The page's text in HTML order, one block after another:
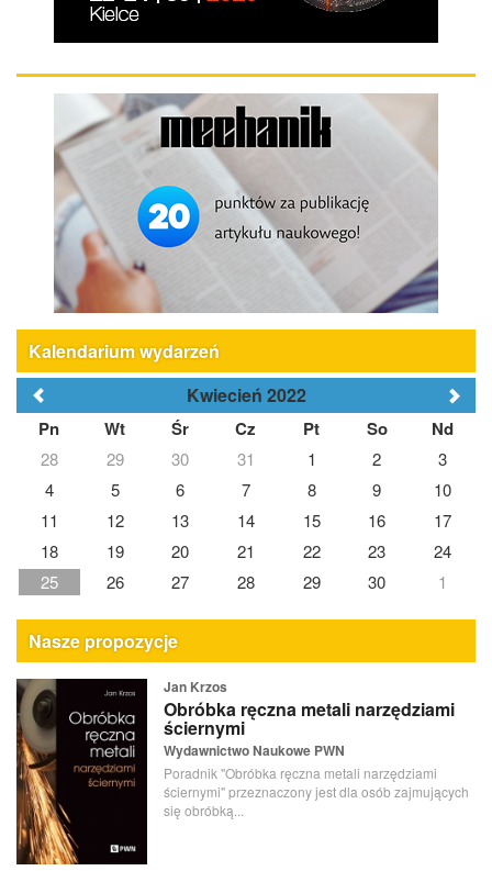
Kalendarium wydarzeń
Kwiecień 2022
Pn Wt Śr Cz Pt So Nd
28 29 30 31 1 2
3
4
5 6 7 8 9
10
11
12 13 14 15 16
17
18
19 20 21 22 23
24
25
26 27 28 29 30 1
Nasze propozycje
Jan Krzos
Obróbka ręczna metali narzędziami
ściernymi
Wydawnictwo Naukowe PWN
Poradnik "Obróbka ręczna metali narzędziami
ściernymi" przeznaczony jest dla osób zajmujących
się obróbką...